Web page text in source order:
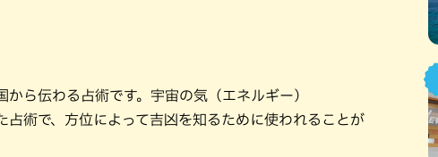
ら伝わる占術です。宇宙の気（エネルギー）
術で、方位によって吉凶を知るために使われることが